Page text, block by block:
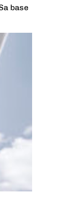
base